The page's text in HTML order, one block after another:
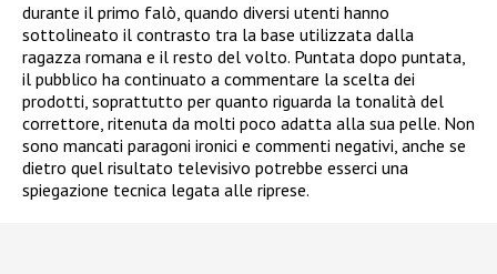
durante il primo falò, quando diversi utenti hanno
sottolineato il contrasto tra la base utilizzata dalla
ragazza romana e il resto del volto. Puntata dopo puntata,
il pubblico ha continuato a commentare la scelta dei
prodotti, soprattutto per quanto riguarda la tonalità del
correttore, ritenuta da molti poco adatta alla sua pelle. Non
sono mancati paragoni ironici e commenti negativi, anche se
dietro quel risultato televisivo potrebbe esserci una
spiegazione tecnica legata alle riprese.